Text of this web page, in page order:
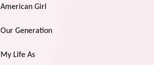
️ American Girl
️ Our Generation
️ My Life As